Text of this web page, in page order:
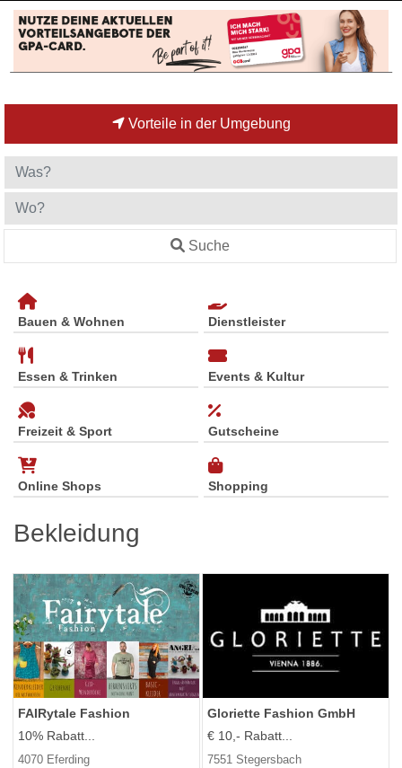
Vorteile in der Umgebung
Suche
Bauen & Wohnen Dienstleister
Essen & Trinken Events & Kultur
Freizeit & Sport Gutscheine
Online Shops Shopping
Bekleidung
FAIRytale Fashion
10% Rabatt...
4070 Eferding
Gloriette Fashion GmbH
€ 10,- Rabatt...
7551 Stegersbach